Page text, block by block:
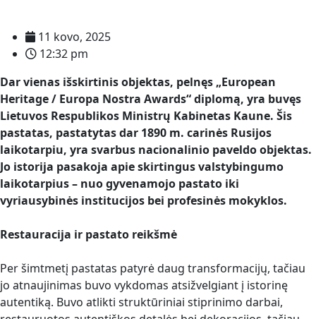
11 kovo, 2025
12:32 pm
Dar vienas išskirtinis objektas, pelnęs „European
Heritage / Europa Nostra Awards“ diplomą, yra buvęs
Lietuvos Respublikos Ministrų Kabinetas Kaune. Šis
pastatas, pastatytas dar 1890 m. carinės Rusijos
laikotarpiu, yra svarbus nacionalinio paveldo objektas.
Jo istorija pasakoja apie skirtingus valstybingumo
laikotarpius – nuo gyvenamojo pastato iki
vyriausybinės institucijos bei profesinės mokyklos.
Restauracija ir pastato reikšmė
Per šimtmetį pastatas patyrė daug transformacijų, tačiau
jo atnaujinimas buvo vykdomas atsižvelgiant į istorinę
autentiką. Buvo atlikti struktūriniai stiprinimo darbai,